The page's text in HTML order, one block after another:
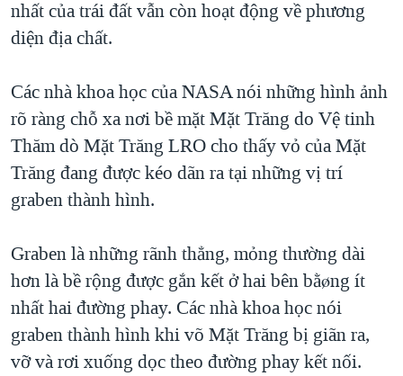
TRỊNH VĨNH BÌNH VS. CHÍNH PHỦ VIỆT NAM
NGƯ DÂN VIỆT VÀ LÀN SÓNG TRỘM HẢI SÂM
QUAN HỆ VIỆT MỸ
nhất của trái đất vẫn còn hoạt động về phương
diện địa chất.
Các nhà khoa học của NASA nói những hình ảnh
rõ ràng chỗ xa nơi bề mặt Mặt Trăng do Vệ tinh
Thăm dò Mặt Trăng LRO cho thấy vỏ của Mặt
Trăng đang được kéo dãn ra tại những vị trí
graben thành hình.
Graben là những rãnh thẳng, mỏng thường dài
hơn là bề rộng được gắn kết ở hai bên bằøng ít
nhất hai đường phay. Các nhà khoa học nói
graben thành hình khi võ Mặt Trăng bị giãn ra,
vỡ và rơi xuống dọc theo đường phay kết nối.